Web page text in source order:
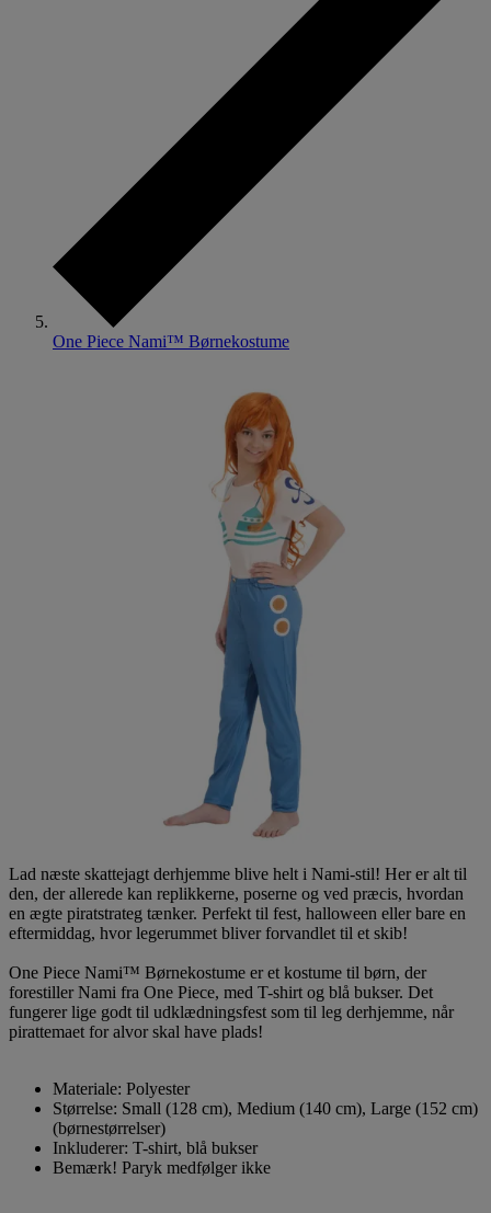
One Piece Nami™ Børnekostume
Lad næste skattejagt derhjemme blive helt i Nami-stil! Her er alt til
den, der allerede kan replikkerne, poserne og ved præcis, hvordan
en ægte piratstrateg tænker. Perfekt til fest, halloween eller bare en
eftermiddag, hvor legerummet bliver forvandlet til et skib!
One Piece Nami™ Børnekostume er et kostume til børn, der
forestiller Nami fra One Piece, med T-shirt og blå bukser. Det
fungerer lige godt til udklædningsfest som til leg derhjemme, når
pirattemaet for alvor skal have plads!
Materiale: Polyester
Størrelse: Small (128 cm), Medium (140 cm), Large (152 cm)
(børnestørrelser)
Inkluderer: T-shirt, blå bukser
Bemærk! Paryk medfølger ikke